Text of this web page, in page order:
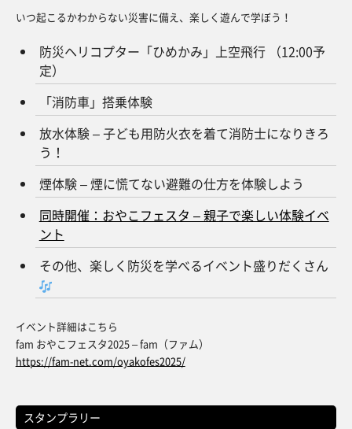
いつ起こるかわからない災害に備え、楽しく遊んで学ぼう！
防災ヘリコプター「ひめかみ」上空飛行 （12:00予
定）
「消防車」搭乗体験
放水体験 – 子ども用防火衣を着て消防士になりきろ
う！
煙体験 – 煙に慌てない避難の仕方を体験しよう
同時開催：おやこフェスタ – 親子で楽しい体験イベ
ント
その他、楽しく防災を学べるイベント盛りだくさん
イベント詳細はこちら
fam おやこフェスタ2025 – fam（ファム）
https://fam-net.com/oyakofes2025/
スタンプラリー